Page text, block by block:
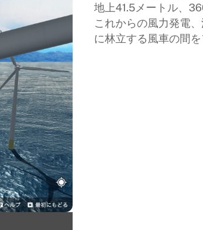
地上41.5メートル、
これからの風力発電
に林立する風車の間を